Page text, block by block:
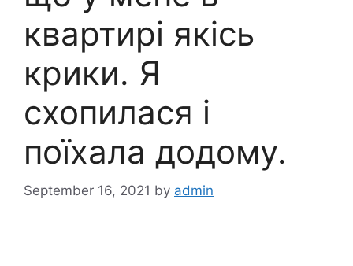
квартирі якісь
крики. Я
схопилася і
поїхала додому.
September 16, 2021 by admin